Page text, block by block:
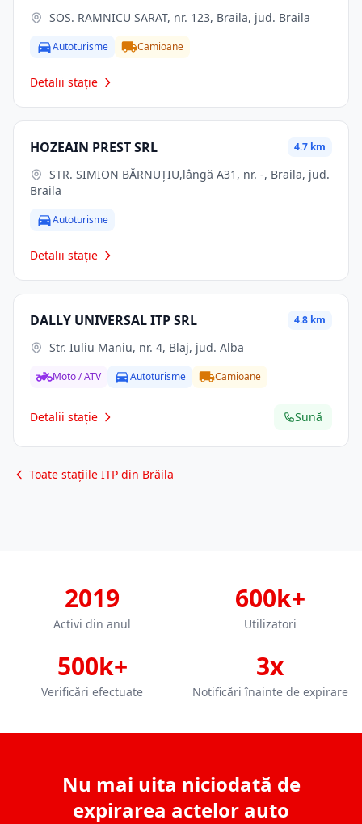
SOS. RAMNICU SARAT, nr. 123, Braila, jud. Braila
Autoturisme Camioane
Detalii stație
HOZEAIN PREST SRL 4.7 km
Braila
Autoturisme
Detalii stație
DALLY UNIVERSAL ITP SRL 4.8 km
Str. Iuliu Maniu, nr. 4, Blaj, jud. Alba
Moto / ATV Autoturisme Camioane
Detalii stație Sună
Toate stațiile ITP din Brăila
2019
Activi din anul
600k+
Utilizatori
500k+
Verificări efectuate
3x
Notificări înainte de expirare
Nu mai uita niciodată de
expirarea actelor auto